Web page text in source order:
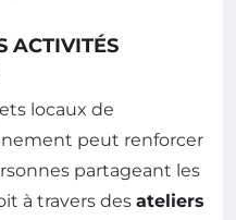
ACTIVITÉS
locaux de
peut renforcer
partageant les
à travers des ateliers